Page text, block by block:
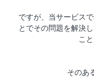
ですが、当サービス
とでその問題を解決
こ
そのあ